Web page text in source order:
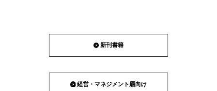
新刊書籍
経営・マネジメント層向け